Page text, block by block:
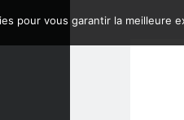
pour vous garantir la meilleure